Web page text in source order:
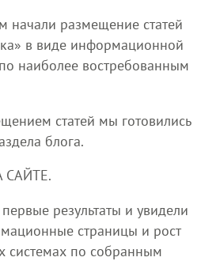
начали размещение статей
в виде информационной
наиболее востребованным
статей мы готовились
блога.
САЙТЕ.
результаты и увидели
страницы и рост
системах по собранным